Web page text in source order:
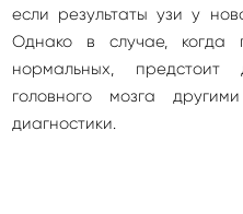
если результаты узи у
Однако в случае, когда
нормальных, предстоит
головного мозга
диагностики.